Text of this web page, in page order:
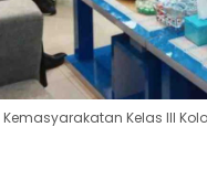
Kemasyarakatan Kelas lll